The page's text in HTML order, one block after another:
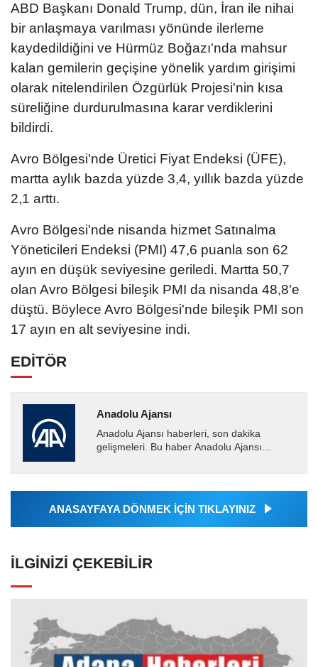
ABD Başkanı Donald Trump, dün, İran ile nihai
bir anlaşmaya varılması yönünde ilerleme
kaydedildiğini ve Hürmüz Boğazı'nda mahsur
kalan gemilerin geçişine yönelik yardım girişimi
olarak nitelendirilen Özgürlük Projesi'nin kısa
süreliğine durdurulmasına karar verdiklerini
bildirdi.
Avro Bölgesi'nde Üretici Fiyat Endeksi (ÜFE),
martta aylık bazda yüzde 3,4, yıllık bazda yüzde
2,1 arttı.​​​​​​​
Avro Bölgesi'nde nisanda hizmet Satınalma
Yöneticileri Endeksi (PMI) 47,6 puanla son 62
ayın en düşük seviyesine geriledi. Martta 50,7
olan Avro Bölgesi bileşik PMI da nisanda 48,8'e
düştü. Böylece Avro Bölgesi'nde bileşik PMI son
17 ayın en alt seviyesine indi.
EDİTÖR
Anadolu Ajansı
Anadolu Ajansı haberleri, son dakika
gelişmeleri. Bu haber Anadolu Ajansı
tarafından geçilen tüm...
ANASAYFAYA DÖNMEK İÇİN TIKLAYINIZ
İLGINIZI ÇEKEBILIR